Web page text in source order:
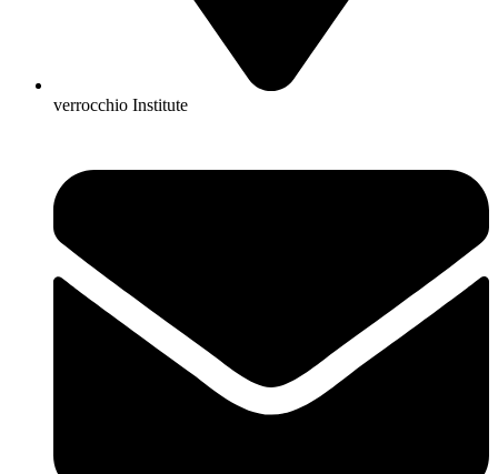
verrocchio Institute